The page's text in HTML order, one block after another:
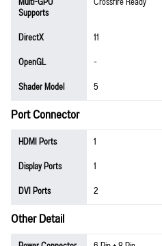
Supports
DirectX
11
OpenGL
-
Shader Model
5
Port Connector
HDMI Ports
1
Display Ports
1
DVI Ports
2
Other Detail